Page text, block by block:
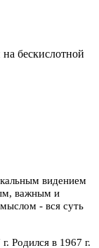
бескислотной
видением
важным и
- вся суть
Родился в 1967 г.